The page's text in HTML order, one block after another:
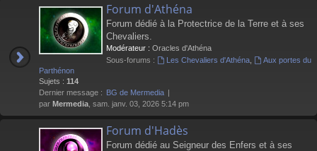
Forum d'Athéna
Forum dédié à la Protectrice de la Terre et à ses
Chevaliers.
Modérateur : Oracles d'Athéna
Sous-forums :
Les Chevaliers d'Athéna,
Aux portes du
Parthénon
Sujets : 114
Dernier message : BG de Mermedia
par Mermedia , sam. janv. 03, 2026 5:14 pm
Forum d'Hadès
Forum dédié au Seigneur des Enfers et à ses